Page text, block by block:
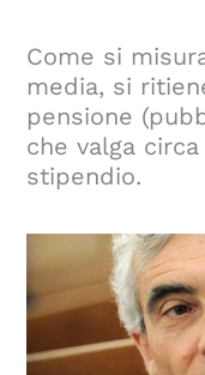
Come si
media, si
pensione
che valga circa
stipendio.